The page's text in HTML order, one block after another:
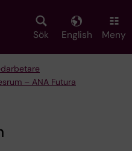
Sök English Meny
– ANA Futura